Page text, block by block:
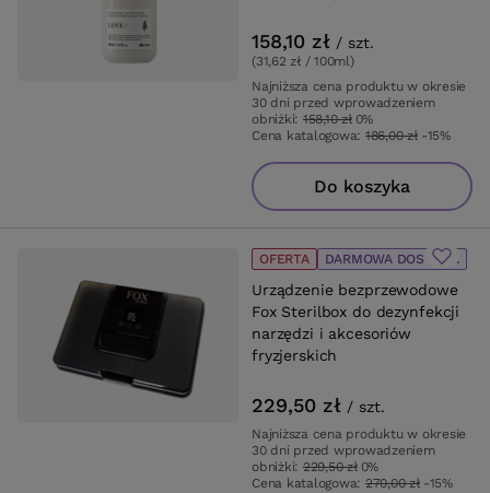
158,10 zł / szt.
(31,62 zł / 100ml)
Najniższa cena produktu w okresie
30 dni przed wprowadzeniem
obniżki: 158,10 zł 0%
Cena katalogowa: 186,00 zł -15%
Do koszyka
Urządzenie bezprzewodowe
Fox Sterilbox do dezynfekcji
narzędzi i akcesoriów
fryzjerskich
OFERTA DARMOWA DOSTAWA
229,50 zł / szt.
Najniższa cena produktu w okresie
30 dni przed wprowadzeniem
obniżki: 229,50 zł 0%
Cena katalogowa: 270,00 zł -15%